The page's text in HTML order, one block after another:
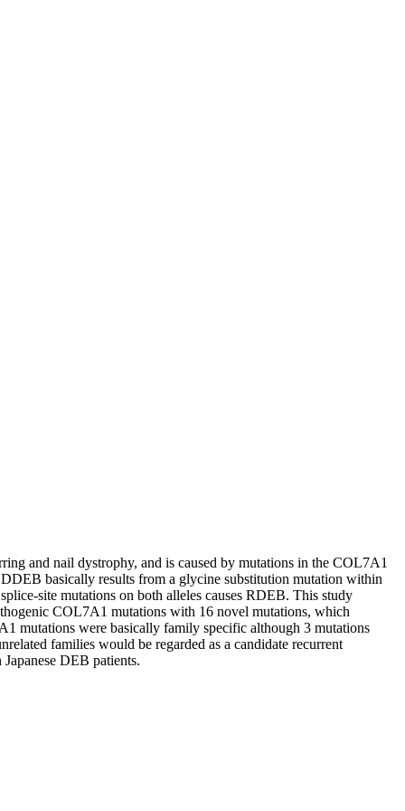
and nail dystrophy, and is caused by mutations in the COL7A1
basically results from a glycine substitution mutation within
site mutations on both alleles causes RDEB. This study
COL7A1 mutations with 16 novel mutations, which
mutations were basically family specific although 3 mutations
families would be regarded as a candidate recurrent
DEB patients.